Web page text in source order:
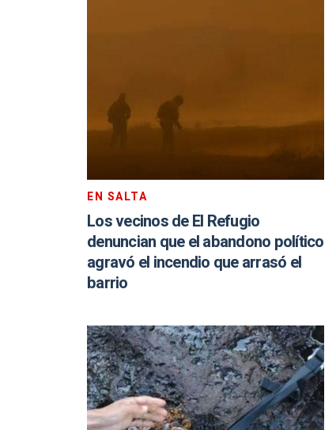
EN SALTA
Los vecinos de El Refugio
denuncian que el abandono político
agravó el incendio que arrasó el
barrio